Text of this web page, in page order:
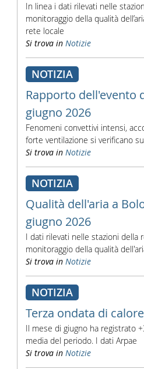
In linea i dati rilevati nelle
monitoraggio della qualità
rete locale
Si trova in Notizie
NOTIZIA
Rapporto dell'evento
giugno 2026
Fenomeni convettivi intensi,
forte ventilazione si verificano
Si trova in Notizie
NOTIZIA
Qualità dell'aria a
giugno 2026
I dati rilevati nelle stazioni della
monitoraggio della qualità
Si trova in Notizie
NOTIZIA
Terza ondata di
Il mese di giugno ha registrato
media del periodo. I dati Arpae
Si trova in Notizie